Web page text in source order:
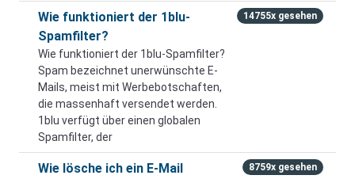
Wie funktioniert der 1blu-
Spamfilter?
Wie funktioniert der 1blu-Spamfilter?
Spam bezeichnet unerwünschte E-
Mails, meist mit Werbebotschaften,
die massenhaft versendet werden.
1blu verfügt über einen globalen
Spamfilter, der
14755x gesehen
Wie lösche ich ein E-Mail
8759x gesehen